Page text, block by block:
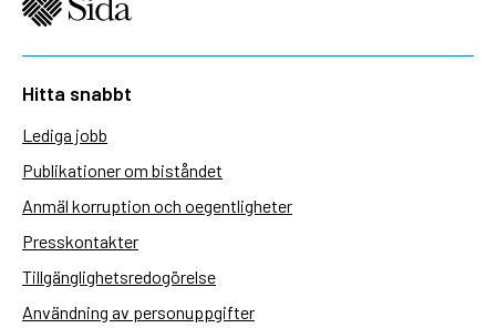
Hitta snabbt
Lediga jobb
Publikationer om biståndet
Anmäl korruption och oegentligheter
Presskontakter
Tillgänglighetsredogörelse
Användning av personuppgifter